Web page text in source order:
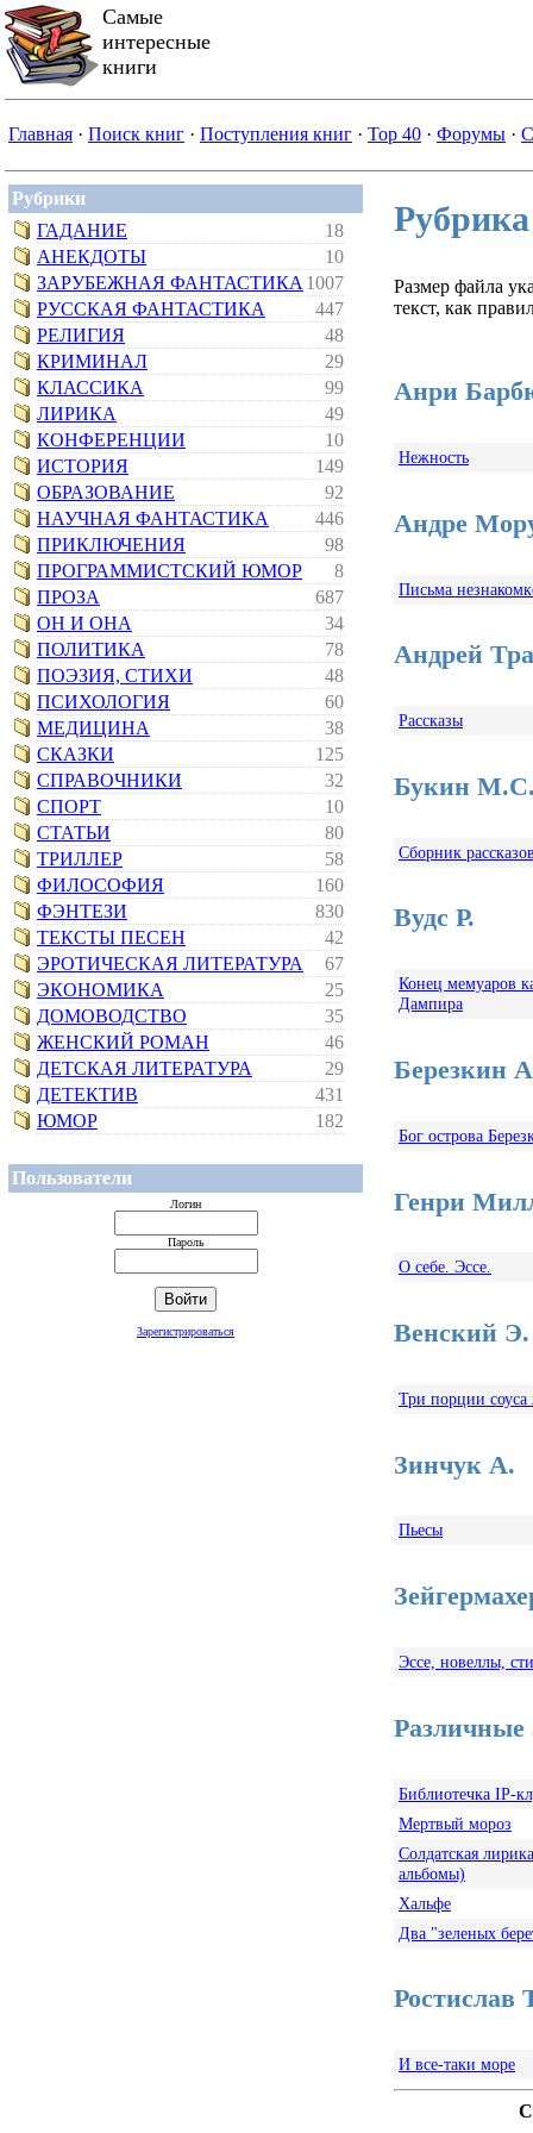
Самые
интересные
книги
Главная · Поиск книг · Поступления книг · Top 40 · Форумы ·
Рубрики
ГАДАНИЕ
18
АНЕКДОТЫ
10
ЗАРУБЕЖНАЯ ФАНТАСТИКА 1007
РУССКАЯ ФАНТАСТИКА
447
РЕЛИГИЯ
48
КРИМИНАЛ
29
КЛАССИКА
99
ЛИРИКА
49
КОНФЕРЕНЦИИ
10
ИСТОРИЯ
149
ОБРАЗОВАНИЕ
92
НАУЧНАЯ ФАНТАСТИКА
446
ПРИКЛЮЧЕНИЯ
98
ПРОГРАММИСТСКИЙ ЮМОР
8
ПРОЗА
687
ОН И ОНА
34
ПОЛИТИКА
78
ПОЭЗИЯ, СТИХИ
48
ПСИХОЛОГИЯ
60
МЕДИЦИНА
38
СКАЗКИ
125
СПРАВОЧНИКИ
32
СПОРТ
10
СТАТЬИ
80
ТРИЛЛЕР
58
ФИЛОСОФИЯ
160
ФЭНТЕЗИ
830
ТЕКСТЫ ПЕСЕН
42
ЭРОТИЧЕСКАЯ ЛИТЕРАТУРА
67
ЭКОНОМИКА
25
ДОМОВОДСТВО
35
ЖЕНСКИЙ РОМАН
46
ДЕТСКАЯ ЛИТЕРАТУРА
29
ДЕТЕКТИВ
431
ЮМОР
182
Пользователи
Логин
Пароль
Зарегистрироваться
Размер файла
текст, как
Анри
Нежность
Андре
Письма
Андрей
Рассказы
Букин
Сборник
Вудс Р.
Конец мемуаров
Дампира
Березкин
Бог острова
Генри
О себе. Эссе.
Венский Э.
Три порции
Зинчук А.
Пьесы
Эссе, новеллы,
Различные
Библиотечка IP-
Мертвый мороз
Солдатская
альбомы)
Хальфе
Два "зеленых
Ростислав
И все-таки море